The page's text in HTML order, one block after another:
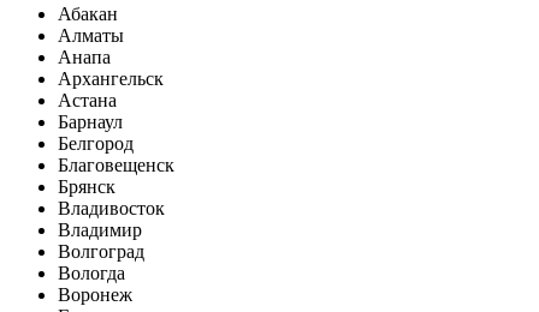
Абакан
Алматы
Анапа
Архангельск
Астана
Барнаул
Белгород
Благовещенск
Брянск
Владивосток
Владимир
Волгоград
Вологда
Воронеж